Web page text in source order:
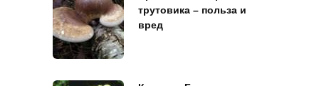
трутовика – польза и
вред